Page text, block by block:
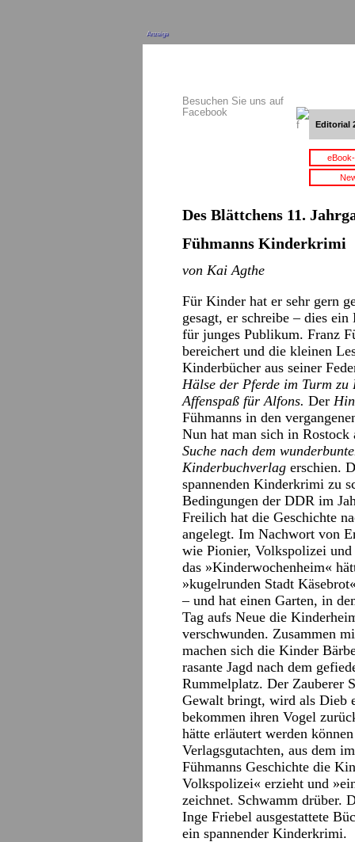
Anzeige
Besuchen Sie uns auf
Facebook
Editorial
Des Blättchens 11.
Fühmanns Kinderkrimi
von Kai Agthe
Für Kinder hat er sehr gern
gesagt, er schreibe – dies
für junges Publikum. Franz
bereichert und die kleinen
Kinderbücher aus seiner
Hälse der Pferde im Turm zu
Affenspaß für Alfons. Der
Fühmanns in den
Nun hat man sich in
Suche nach dem
Kinderbuchverlag erschien.
spannenden Kinderkrimi zu
Bedingungen der DDR im
Freilich hat die Geschichte
angelegt. Im Nachwort von
wie Pionier, Volkspolizei und
das »Kinderwochenheim«
»kugelrunden Stadt
– und hat einen Garten, in
Tag aufs Neue die
verschwunden. Zusammen
machen sich die Kinder
rasante Jagd nach dem
Rummelplatz. Der Zauberer
Gewalt bringt, wird als Dieb
bekommen ihren Vogel
hätte erläutert werden
Verlagsgutachten, aus dem
Fühmanns Geschichte die
Volkspolizei« erzieht und
zeichnet. Schwamm drüber.
Inge Friebel ausgestattete
ein spannender Kinderkrimi.